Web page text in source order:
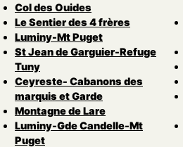
Col des Ouides
Le Sentier des 4 frères
Luminy-Mt Puget
St Jean de Garguier-Refuge
Tuny
Ceyreste- Cabanons des
marquis et Garde
Montagne de Lare
Luminy-Gde Candelle-Mt
Puget